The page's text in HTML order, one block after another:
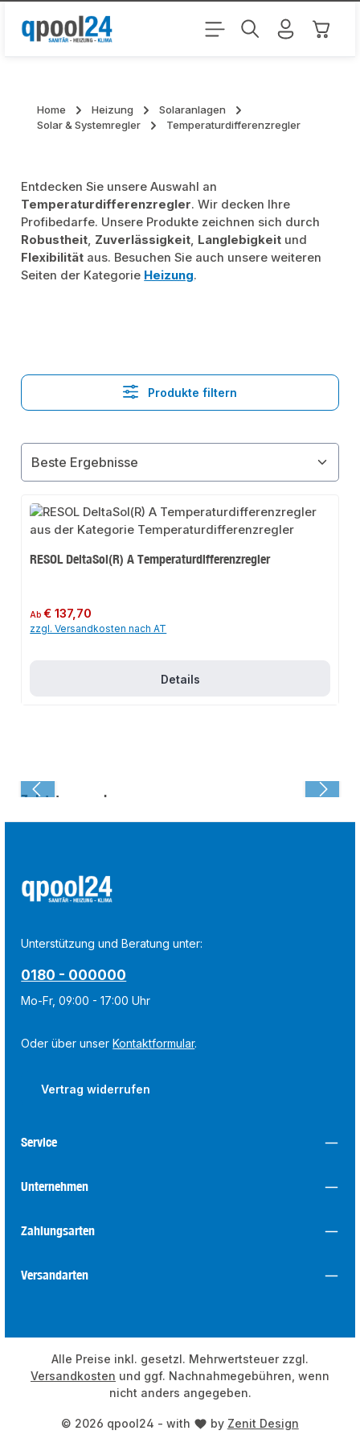
Zum Hauptinhalt springen
Home Heizung
Solaranlagen
Solar & Systemregler
Temperaturdifferenzregler
Entdecken Sie unsere Auswahl an
Temperaturdifferenzregler. Wir decken Ihre
Profibedarfe. Unsere Produkte zeichnen sich durch
Robustheit, Zuverlässigkeit, Langlebigkeit und
Flexibilität aus. Besuchen Sie auch unsere weiteren
Seiten der Kategorie Heizung.
Produkte filtern
RESOL DeltaSol(R) A Temperaturdifferenzregler
Regulärer Preis:
Ab€ 137,70
zzgl. Versandkosten nach AT
Details
Zuletzt angesehen:
Unterstützung und Beratung unter:
0180 - 000000
Mo-Fr, 09:00 - 17:00 Uhr
Oder über unserKontaktformular.
Vertrag widerrufen
Service
Unternehmen
Zahlungsarten
Versandarten
© 2026 qpool24 - with by Zenit Design
Alle Preise inkl. gesetzl. Mehrwertsteuer zzgl.
Versandkosten und ggf. Nachnahmegebühren, wenn
nicht anders angegeben.